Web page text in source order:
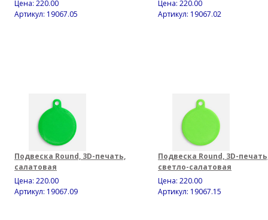
Цена: 220.00
Артикул: 19067.05
Цена: 220.00
Артикул: 19067.02
Подвеска Round, 3D-печать,
салатовая
Цена: 220.00
Артикул: 19067.09
Подвеска Round, 3D-
светло-салатовая
Цена: 220.00
Артикул: 19067.15